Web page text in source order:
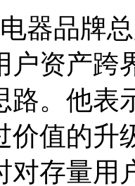
器品牌
户资产跨
路。他表
价值的升
对存量用